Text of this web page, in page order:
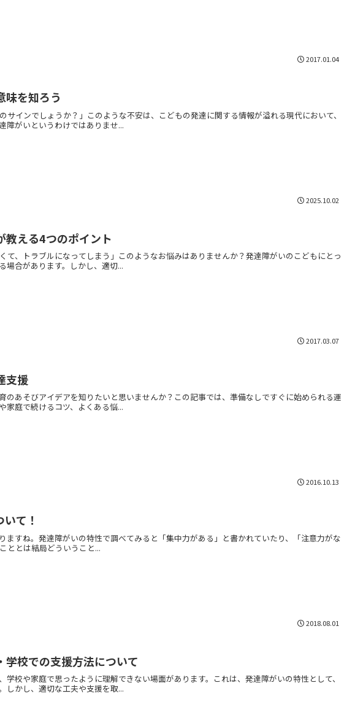
2017.01.04
味を知ろう
インでしょうか？」このような不安は、こどもの発達に関する情報が溢れる現代において、
障がいというわけではありませ...
2025.10.02
教える4つのポイント
、トラブルになってしまう」このようなお悩みはありませんか？発達障がいのこどもにとっ
場合があります。しかし、適切...
2017.03.07
支援
あそびアイデアを知りたいと思いませんか？この記事では、準備なしですぐに始められる運
家庭で続けるコツ、よくある悩...
2016.10.13
て！
すね。発達障がいの特性で調べてみると「集中力がある」と書かれていたり、「注意力がな
ととは結局どういうこと...
2018.08.01
校での支援方法について
校や家庭で思ったように理解できない場面があります。これは、発達障がいの特性として、
しかし、適切な工夫や支援を取...